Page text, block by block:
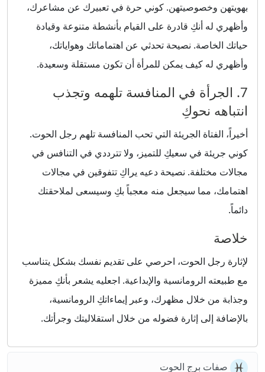
بهويتهن وخصوصيتهن. كوني حرة في تعبيرك عن مشاعرك،
وأظهري له أنكِ قادرة على القيام بأنشطة متنوعة وقيادة
حياتك الخاصة. نصيحة تحدثي عن اهتماماتك وهواياتك،
وأظهري له كيف يمكن للمرأة أن تكون مستقلة وسعيدة.
7. الجرأة في المنافسة تلهمه وتجذب
انتباهه نحوكِ
أخيراً، الفتاة الجريئة التي تحب المنافسة تلهم رجل الحوت.
كوني جريئة في سعيكِ للتميز، ولا تترددي في التنافس في
مجالات مختلفة. نصيحة دعيه يراكِ تتفوقين في مجالات
اهتمامك، مما سيجعل منه معجباً بكِ وسيسعى لملاحقتك
دائماً.
خلاصة
لإثارة رجل الحوت، احرصي على تقديم نفسك بشكل يتناسب
مع طبيعته الرومانسية والإبداعية. اجعليه يشعر بأنكِ مميزة
وجذابة من خلال مظهرك، وعبر إيماءاتكِ الرومانسية،
بالإضافة إلى إثارة فضوله من خلال استقلاليتك وجرأتك.
صفات برج الحوت